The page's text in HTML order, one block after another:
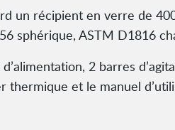
un récipient en verre de
sphérique, ASTM D1816
2 barres
et le manuel